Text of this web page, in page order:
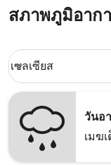
สภาพภูมิอาก
Weather unit
เซลเซียส
keyboard_arrow_down
วันอ
เมฆ